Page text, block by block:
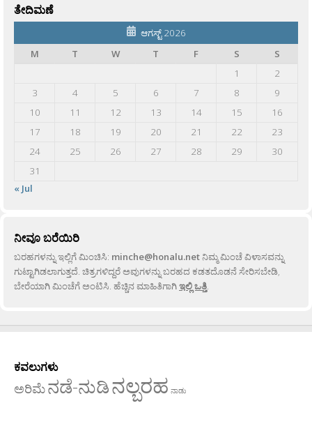
ತೇದಿಮಣೆ
ಆಗಸ್ಟ್ 2026
M
T W T F S
S
1
2
3
4 5 6 7 8
9
10
11 12 13 14 15
16
17
18 19 20 21 22
23
24
25 26 27 28 29
30
31
« Jul
ನೀವೂ ಬರೆಯಿರಿ
ಬರಹಗಳನ್ನು ಇಲ್ಲಿಗೆ ಮಿಂಚಿಸಿ: minche@honalu.netನಿಮ್ಮ ಮಿಂಚೆ ವಿಳಾಸವನ್ನು
ಗುಟ್ಟಾಗಿಡಲಾಗುತ್ತದೆ. ಚಿತ್ರಗಳಿದ್ದರೆ ಅವುಗಳನ್ನು ಬರಹದ ಕಡತದೊಡನೆ ಸೇರಿಸಬೇಡಿ,
ಬೇರೆಯಾಗಿ ಮಿಂಚೆಗೆ ಅಂಟಿಸಿ. ಹೆಚ್ಚಿನ ಮಾಹಿತಿಗಾಗಿಇಲ್ಲಿ ಒತ್ತಿ.
ಕವಲುಗಳು
ಅರಿಮೆನಡೆ-ನುಡಿನಲ್ಬರಹ ನಾಡು